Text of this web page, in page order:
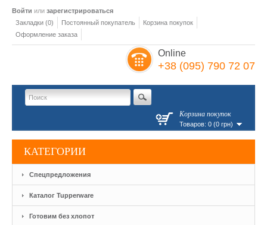
Войти или зарегистрироваться
Закладки (0)
Постоянный покупатель
Корзина покупок
Оформление заказа
Online
+38 (095) 790 72 07
Корзина покупок
Товаров: 0 (0 грн)
КАТЕГОРИИ
Спецпредложения
Каталог Tupperware
Готовим без хлопот